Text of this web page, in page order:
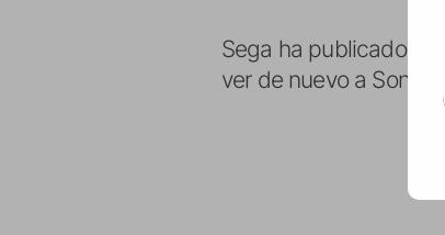
Sega ha publicado el
ver de nuevo a Sonic,